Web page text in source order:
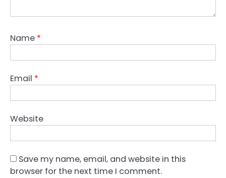
Name *
Email *
Website
Save my name, email, and website in this
browser for the next time I comment.